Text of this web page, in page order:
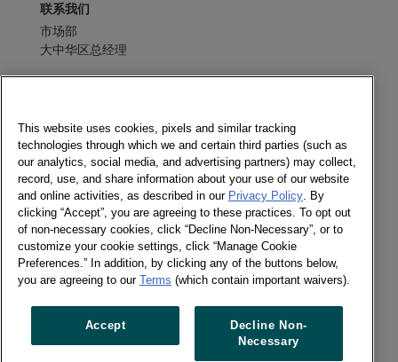
联系我们
市场部
大中华区总经理
电子期刊
社交媒体
电子期刊
Twitter
LinkedIn
This website uses cookies, pixels and similar tracking
technologies through which we and certain third parties (such as
our analytics, social media, and advertising partners) may collect,
record, use, and share information about your use of our website
and online activities, as described in our Privacy Policy . By
clicking “Accept”, you are agreeing to these practices. To opt out
of non-necessary cookies, click “Decline Non-Necessary”, or to
customize your cookie settings, click “Manage Cookie
Preferences.” In addition, by clicking any of the buttons below,
you are agreeing to our Terms (which contain important waivers).
Accept
Decline Non-
Necessary